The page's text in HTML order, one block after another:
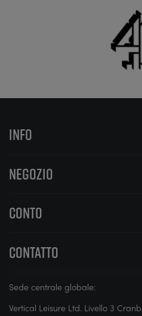
INFO
NEGOZIO
CONTO
CONTATTO
Sede centrale globale:
Vertical Leisure Ltd. Livello 3